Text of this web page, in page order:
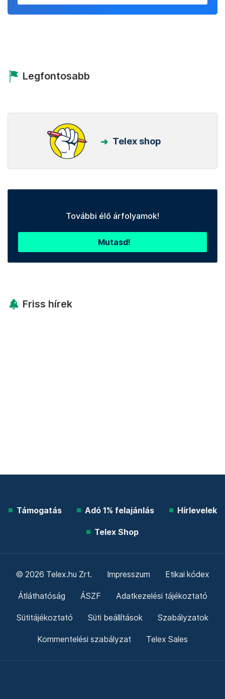
Legfontosabb
Telex shop
További élő árfolyamok!
Mutasd!
Friss hírek
Támogatás Adó 1% felajánlás Hírlevelek
Telex Shop
© 2026 Telex.hu Zrt. Impresszum Etikai kódex
Átláthatóság ÁSZF Adatkezelési tájékoztató
Sütitájékoztató Süti beállítások Szabályzatok
Kommentelési szabályzat Telex Sales